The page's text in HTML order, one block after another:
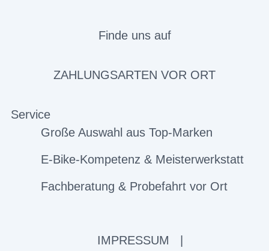
Finde uns auf
ZAHLUNGSARTEN VOR ORT
Service
Große Auswahl aus Top-Marken
E-Bike-Kompetenz & Meisterwerkstatt
Fachberatung & Probefahrt vor Ort
IMPRESSUM